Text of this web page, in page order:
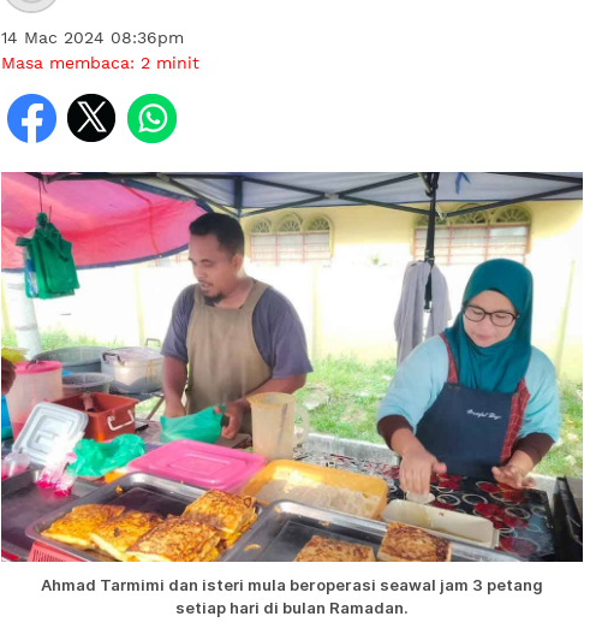
14 Mac 2024 08:36pm
Masa membaca: 2 minit
Ahmad Tarmimi dan isteri mula beroperasi seawal jam 3 petang
setiap hari di bulan Ramadan.